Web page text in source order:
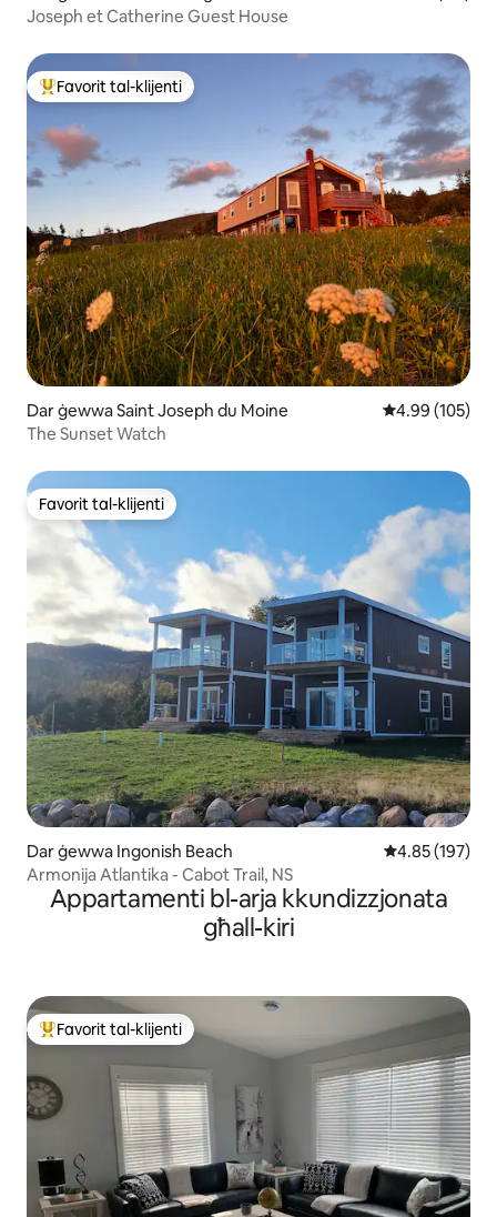
Joseph et Catherine Guest House
Wieħed mill-aqwa favoriti tal-klijenti
Favorit tal-klijenti
Dar ġewwa Saint Joseph du Moine Rating medju
4.99 (105)
The Sunset Watch
Favorit tal-klijenti
Favorit tal-klijenti
Dar ġewwa Ingonish Beach Rating medju
4.85 (197)
Armonija Atlantika - Cabot Trail, NS
Appartamenti bl-arja kkundizzjonata
għall-kiri
Wieħed mill-aqwa favoriti tal-klijenti
Favorit tal-klijenti